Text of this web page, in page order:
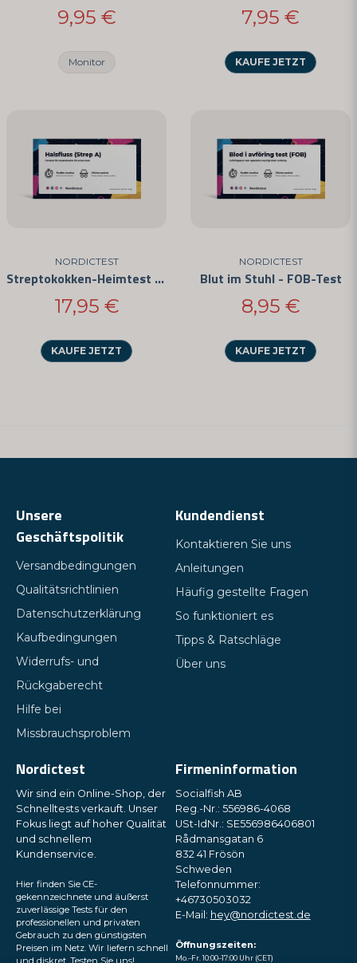
9,95 €
Monitor
7,95 €
KAUFE JETZT
NORDICTEST
Streptokokken-Heimtest (3er-Pack)
17,95 €
KAUFE JETZT
NORDICTEST
Blut im Stuhl - FOB-Test
8,95 €
KAUFE JETZT
Unsere
Geschäftspolitik
Versandbedingungen
Qualitätsrichtlinien
Datenschutzerklärung
Kaufbedingungen
Widerrufs- und
Rückgaberecht
Hilfe bei
Missbrauchsproblem
Kundendienst
Kontaktieren Sie uns
Anleitungen
Häufig gestellte Fragen
So funktioniert es
Tipps & Ratschläge
Über uns
Nordictest
Wir sind ein Online-Shop, der
Schnelltests verkauft. Unser
Fokus liegt auf hoher Qualität
und schnellem
Kundenservice.
Hier finden Sie CE-
gekennzeichnete und äußerst
zuverlässige Tests für den
professionellen und privaten
Gebrauch zu den günstigsten
Preisen im Netz. Wir liefern schnell
und diskret. Testen Sie uns!
Firmeninformation
Socialfish AB
Reg.-Nr.: 556986-4068
USt-IdNr.: SE556986406801
Rådmansgatan 6
832 41 Frösön
Schweden
Telefonnummer:
+46730503032
E-Mail: hey@nordictest.de
Öffnungszeiten:
Mo.–Fr. 10:00–17:00 Uhr (CET)